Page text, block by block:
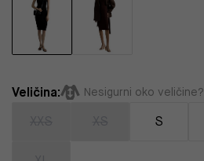
Veličina: Nesigurni oko veličine?
S